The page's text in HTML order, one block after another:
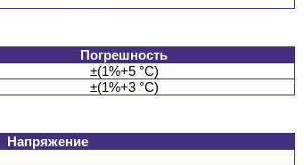
Погрешность
±(1%+5 °C)
±(1%+3 °C)
Напряжение